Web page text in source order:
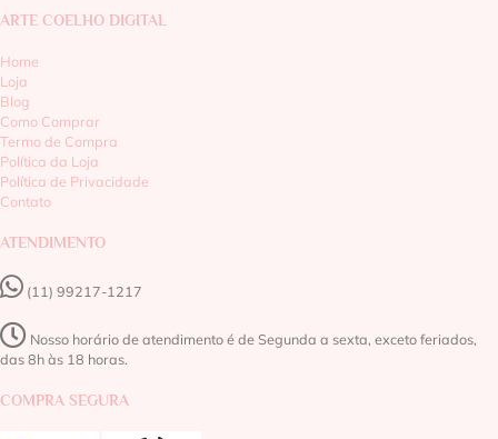
ARTE COELHO DIGITAL
Home
Loja
Blog
Como Comprar
Termo de Compra
Política da Loja
Política de Privacidade
Contato
ATENDIMENTO
(11) 99217-1217‬
Nosso horário de atendimento é de Segunda a sexta, exceto feriados,
das 8h às 18 horas.
COMPRA SEGURA